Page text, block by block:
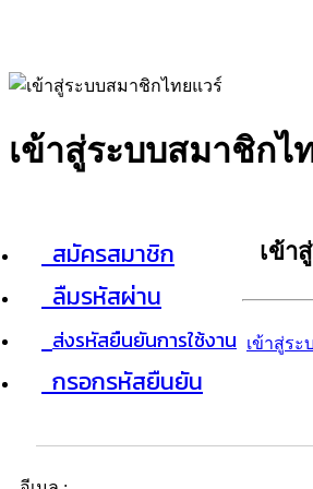
เข้าสู่ระบบสมาชิกไ
สมัครสมาชิก
ลืมรหัสผ่าน
ส่งรหัสยืนยันการใช้งาน
กรอกรหัสยืนยัน
เข้า
เข้าสู่ระ